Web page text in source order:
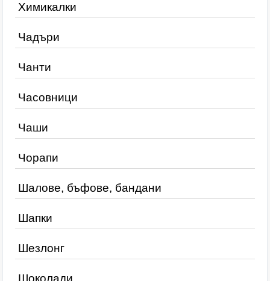
Химикалки
Чадъри
Чанти
Часовници
Чаши
Чорапи
Шалове, бъфове, бандани
Шапки
Шезлонг
Шоколади